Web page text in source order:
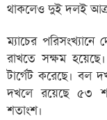
থাকলেও দুই দলই
ম্যাচের
রাখতে সক্ষম
টার্গেট করেছে। বল
দখলে রয়েছে ৫৩
শতাংশ।